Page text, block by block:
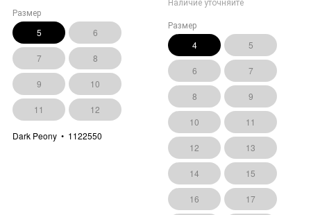
Размер
5
6
7 8
9 10
11 12
Dark Peony 1122550
Размер
4
5
6 7
8 9
10 11
12 13
14 15
16 17